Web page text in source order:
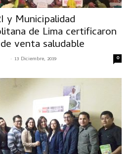
y Municipalidad
de Lima certificaron
venta saludable
- 13 Diciembre, 2019 0